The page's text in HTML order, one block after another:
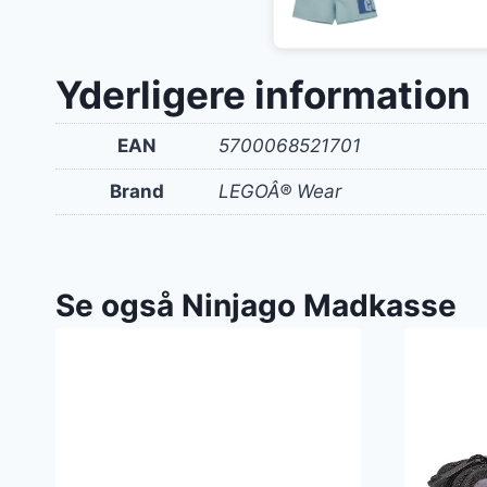
250
Yderligere information
EAN 5700068521701
Brand LEGOÂ® Wear
Se også Ninjago Madkasse